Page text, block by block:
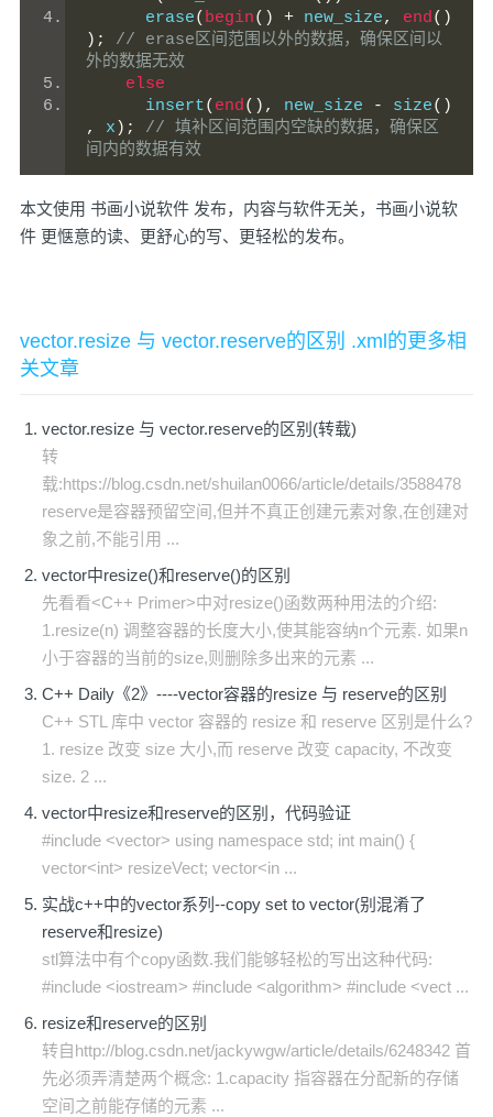
erase( begin() + new_size, end()
);
// erase区间范围以外的数据，确保区间以
外的数据无效
else
insert( end(), new_size - size()
,
x );
// 填补区间范围内空缺的数据，确保区
间内的数据有效
本文使用 书画小说软件 发布，内容与软件无关，书画小说软
件 更惬意的读、更舒心的写、更轻松的发布。
vector.resize 与 vector.reserve的区别 .xml的更多相
关文章
vector.resize 与 vector.reserve的区别(转载)
转
载:https://blog.csdn.net/shuilan0066/article/details/3588478
reserve是容器预留空间,但并不真正创建元素对象,在创建对
象之前,不能引用 ...
vector中resize()和reserve()的区别
先看看<C++ Primer>中对resize()函数两种用法的介绍:
1.resize(n) 调整容器的长度大小,使其能容纳n个元素. 如果n
小于容器的当前的size,则删除多出来的元素 ...
C++ Daily《2》----vector容器的resize 与 reserve的区别
C++ STL 库中 vector 容器的 resize 和 reserve 区别是什么?
1. resize 改变 size 大小,而 reserve 改变 capacity, 不改变
size. 2 ...
vector中resize和reserve的区别，代码验证
#include <vector> using namespace std; int main() {
vector<int> resizeVect; vector<in ...
实战c++中的vector系列--copy set to vector(别混淆了
reserve和resize)
stl算法中有个copy函数.我们能够轻松的写出这种代码:
#include <iostream> #include <algorithm> #include <vect ...
resize和reserve的区别
转自http://blog.csdn.net/jackywgw/article/details/6248342 首
先必须弄清楚两个概念: 1.capacity 指容器在分配新的存储
空间之前能存储的元素 ...